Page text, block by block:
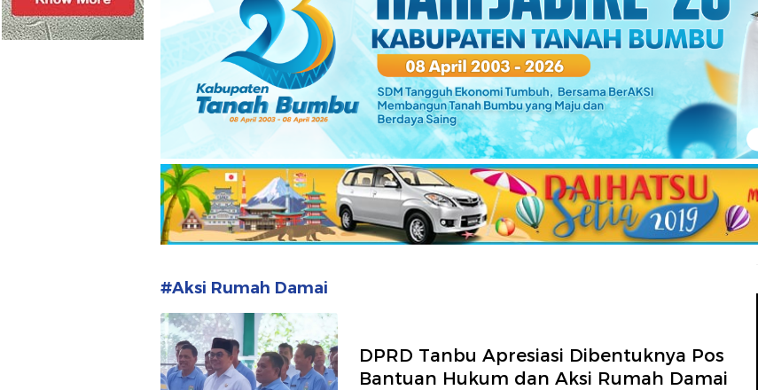
#Aksi Rumah Damai
DPRD Tanbu Apresiasi Dibentuknya Pos
Bantuan Hukum dan Aksi Rumah Damai